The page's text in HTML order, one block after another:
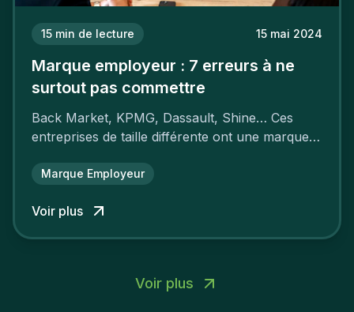
15 min de lecture 15 mai 2024
Marque employeur : 7 erreurs à ne
surtout pas commettre
Back Market, KPMG, Dassault, Shine… Ces
entreprises de taille différente ont une marque
attractivité et une fidélisation à faire pâlir leurs
Marque Employeur
Voir plus
Voir plus